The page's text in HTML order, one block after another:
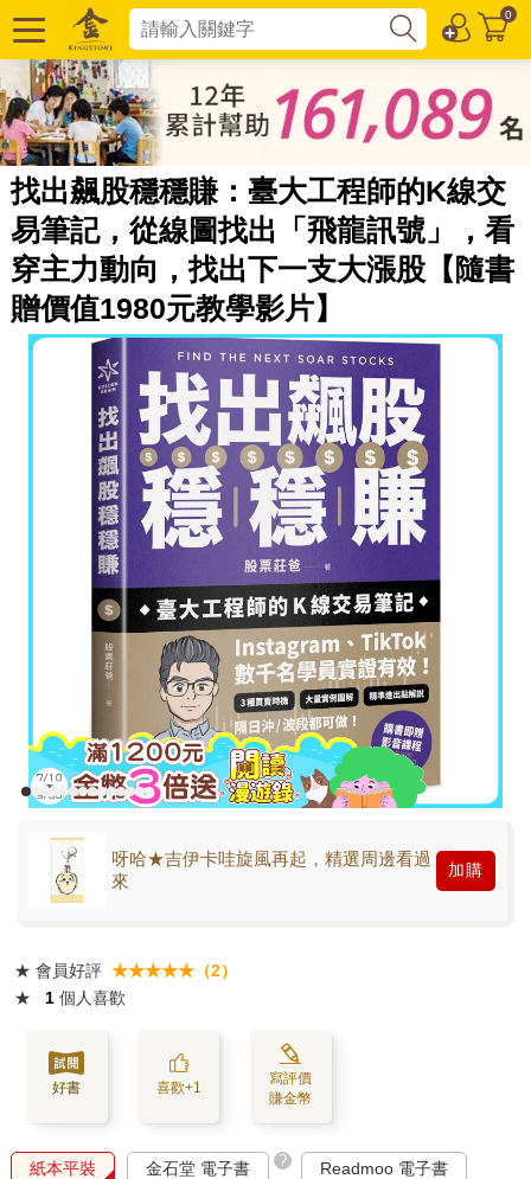
0
找出飆股穩穩賺：臺大工程師的K線交
易筆記，從線圖找出「飛龍訊號」，看
穿主力動向，找出下一支大漲股【隨書
贈價值1980元教學影片】
呀哈★吉伊卡哇旋風再起，精選周邊看過
來
加購
★ 會員好評 ★★★★★（2）
★
1 個人喜歡
好書 喜歡+1
寫評價
賺金幣
紙本平裝 金石堂 電子書 ? Readmoo 電子書